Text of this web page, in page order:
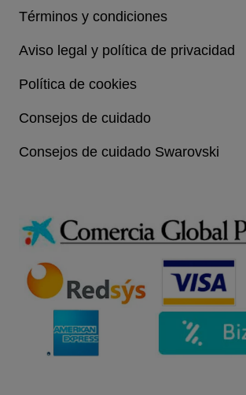
Términos y condiciones
Aviso legal y política de privacidad
Política de cookies
Consejos de cuidado
Consejos de cuidado Swarovski